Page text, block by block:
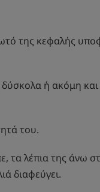
της κεφαλής
ή ακόμη
του.
τα λέπια της άνω
διαφεύγει.